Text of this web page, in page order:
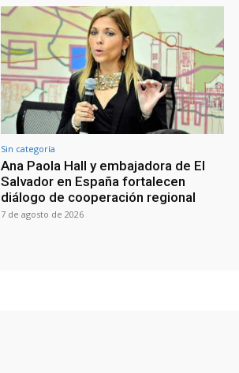
Sin categoría
Ana Paola Hall y embajadora de El
Salvador en España fortalecen
diálogo de cooperación regional
7 de agosto de 2026